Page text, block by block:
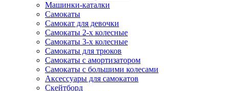
Машинки-каталки
Самокаты
Самокат для девочки
Самокаты 2-х колесные
Самокаты 3-х колесные
Самокаты для трюков
Самокаты с амортизатором
Самокаты с большими колесами
Аксессуары для самокатов
Скейтборд